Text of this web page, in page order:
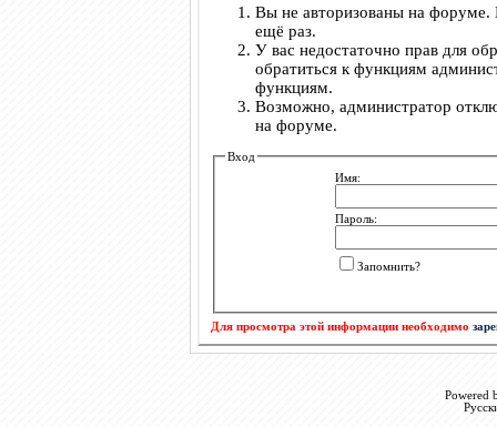
Вы не авторизованы на форуме.
ещё раз.
У вас недостаточно прав для
обратиться к функциям
функциям.
Возможно, администратор
на форуме.
Вход
Имя:
Пароль:
Запомнить?
Для просмотра этой информации необходимо
Powered